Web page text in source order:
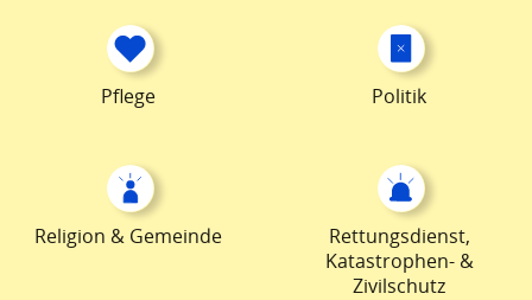
Pflege Politik
Religion & Gemeinde
Rettungsdienst,
Katastrophen- &
Zivilschutz